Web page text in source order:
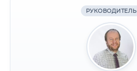
РУКОВОДИТЕЛЬ